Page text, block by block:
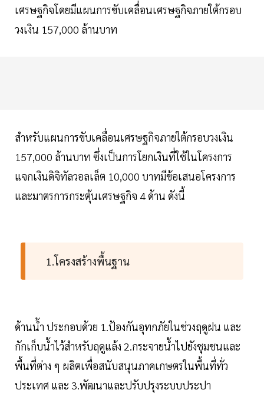
เศรษฐกิจโดยมีแผนการขับเคลื่อนเศรษฐกิจภายใต้กรอบ
วงเงิน 157,000 ล้านบาท
สำหรับแผนการขับเคลื่อนเศรษฐกิจภายใต้กรอบวงเงิน
157,000 ล้านบาท ซึ่งเป็นการโยกเงินที่ใช้ในโครงการ
แจกเงินดิจิทัลวอลเล็ต 10,000 บาทมีข้อเสนอโครงการ
และมาตรการกระตุ้นเศรษฐกิจ 4 ด้าน ดังนี้
1.โครงสร้างพื้นฐาน
ด้านน้ำ ประกอบด้วย 1.ป้องกันอุทกภัยในช่วงฤดูฝน และ
กักเก็บน้ำไว้สำหรับฤดูแล้ง 2.กระจายน้ำไปยังชุมชนและ
พื้นที่ต่าง ๆ ผลิตเพื่อสนับสนุนภาคเกษตรในพื้นที่ทั่ว
ประเทศ และ 3.พัฒนาและปรับปรุงระบบประปา